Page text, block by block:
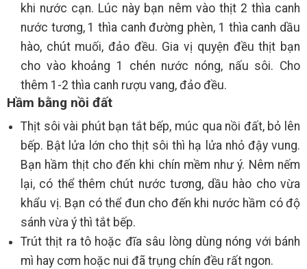
khi nước cạn. Lúc này bạn nêm vào thịt 2 thìa canh
nước tương, 1 thìa canh đường phèn, 1 thìa canh dầu
hào, chút muối, đảo đều. Gia vị quyện đều thịt bạn
cho vào khoảng 1 chén nước nóng, nấu sôi. Cho
thêm 1-2 thìa canh rượu vang, đảo đều.
Hầm bằng nồi đất
Thịt sôi vài phút bạn tắt bếp, múc qua nồi đất, bỏ lên
bếp. Bật lửa lớn cho thịt sôi thì hạ lửa nhỏ đậy vung.
Bạn hầm thịt cho đến khi chín mềm như ý. Nêm nếm
lại, có thể thêm chút nước tương, dầu hào cho vừa
khẩu vị. Bạn có thể đun cho đến khi nước hầm có độ
sánh vừa ý thì tắt bếp.
Trút thịt ra tô hoặc đĩa sâu lòng dùng nóng với bánh
mì hay cơm hoặc nui đã trụng chín đều rất ngon.